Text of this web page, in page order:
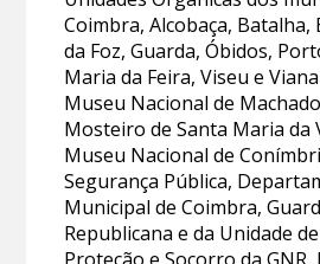
Coimbra, Alcobaça, Batalha,
da Foz, Guarda, Óbidos,
Maria da Feira, Viseu e
Museu Nacional de
Mosteiro de Santa Maria da
Museu Nacional de
Segurança Pública,
Municipal de Coimbra,
Republicana e da Unidade